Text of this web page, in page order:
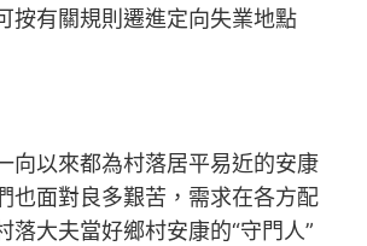
按有關規則遷進定向失業地點
以來都為村落居平易近的安康
也面對良多艱苦，需求在各方配
落大夫當好鄉村安康的“守門人”